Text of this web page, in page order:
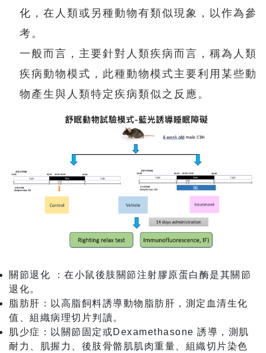
化，在人類或另種動物有類似現象，以作為參
考。
一般而言，主要針對人類疾病而言，稱為人類
疾病動物模式，此種動物模式主要利用某些動
物產生與人類特定疾病類似之反應。
關節退化 ：在小鼠後肢關節注射膠原蛋白酶是其關節
退化。
脂肪肝：以高脂飼料誘導動物脂肪肝，測定血清生化
值、組織病理切片判讀。
肌少症：以關節固定或Dexamethasone 誘導，測肌
耐力、肌握力、後肢骨骼肌肌肉重量、組織切片染色